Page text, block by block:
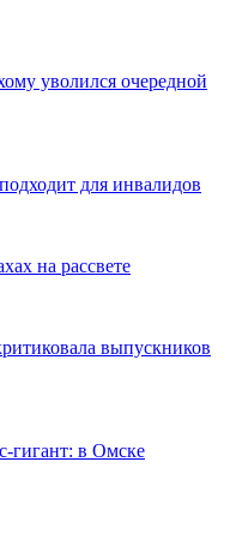
уволился очередной
для инвалидов
на рассвете
выпускников
гигант: в Омске